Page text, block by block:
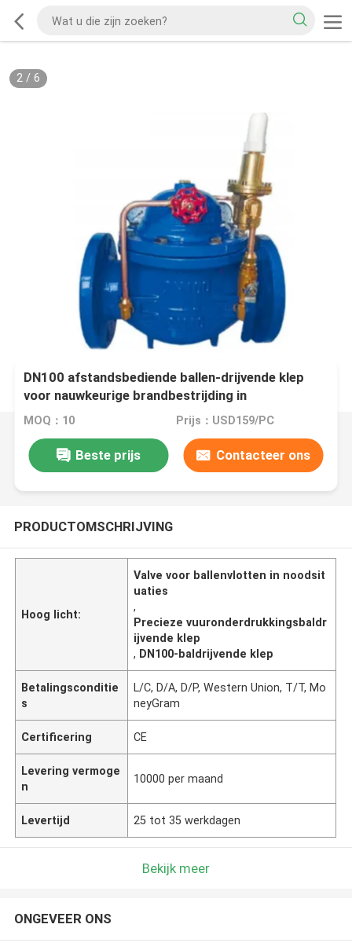
2/ 6
DN100 afstandsbediende ballen-drijvende klep
voor nauwkeurige brandbestrijding in
noodsituaties
MOQ：10 Prijs：USD159/PC
Beste prijs Contacteer ons
PRODUCTOMSCHRIJVING
Hoog licht:
Valve voor ballenvlotten in noodsit
uaties
,
Precieze vuuronderdrukkingsbaldr
ijvende klep
, DN100-baldrijvende klep
Betalingsconditie
s
L/C, D/A, D/P, Western Union, T/T, Mo
neyGram
Certificering CE
Levering vermoge
n
10000 per maand
Levertijd 25 tot 35 werkdagen
Bekijk meer
ONGEVEER ONS